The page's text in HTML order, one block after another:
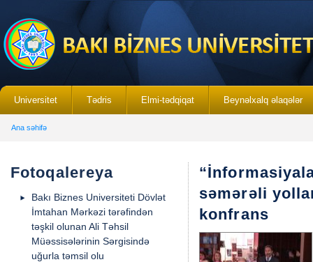
Universitet Tədris Elmi-tədqiqat Beynəlxalq əlaqələr
Ana səhifə
Fotoqalereya
Bakı Biznes Universiteti Dövlət
İmtahan Mərkəzi tərəfindən
təşkil olunan Ali Təhsil
Müəssisələrinin Sərgisində
uğurla təmsil olu
səmərəli
konfrans